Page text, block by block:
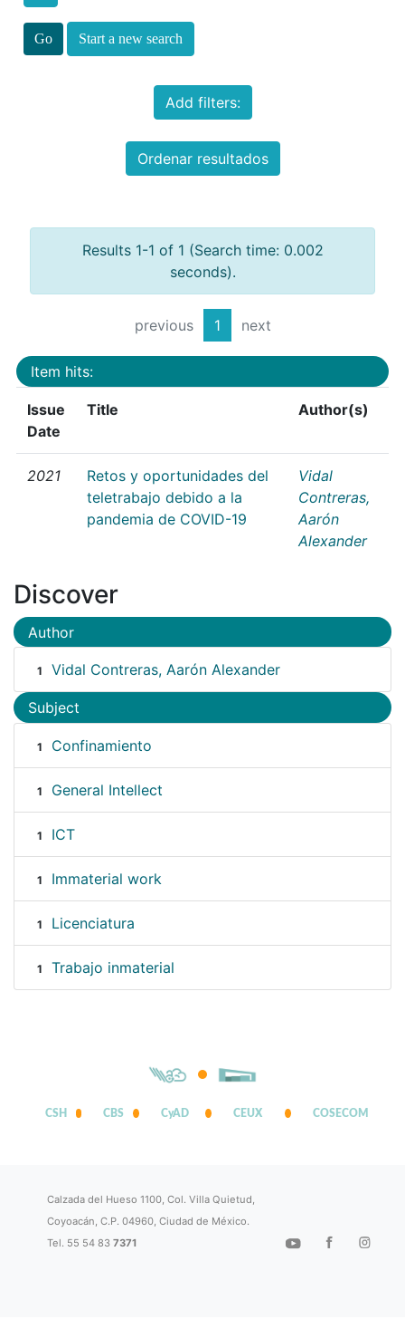
Start a new search
Add filters:
Ordenar resultados
Results 1-1 of 1 (Search time: 0.002
seconds).
previous 1 next
Item hits:
Issue
Date
Title Author(s)
2021
Retos y oportunidades del
teletrabajo debido a la
pandemia de COVID-19
Vidal
Contreras,
Aarón
Alexander
Discover
Author
1 Vidal Contreras, Aarón Alexander
Subject
1 Confinamiento
1 General Intellect
1 ICT
1 Immaterial work
1 Licenciatura
1 Trabajo inmaterial
CSH CBS CyAD CEUX COSECOM
Calzada del Hueso 1100, Col. Villa Quietud,
Coyoacán, C.P. 04960, Ciudad de México.
Tel. 55 54 837371